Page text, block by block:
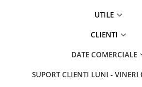
UTILE
CLIENTI
DATE COMERCIALE
SUPORT CLIENTI LUNI -